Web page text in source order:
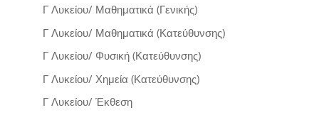
Γ Λυκείου/ Μαθηματικά (Γενικής)
Γ Λυκείου/ Μαθηματικά (Κατεύθυνσης)
Γ Λυκείου/ Φυσική (Κατεύθυνσης)
Γ Λυκείου/ Χημεία (Κατεύθυνσης)
Γ Λυκείου/ Έκθεση